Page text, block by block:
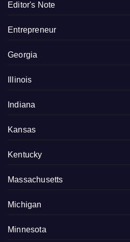
Editor's Note
Entrepreneur
Georgia
Illinois
Indiana
Kansas
Kentucky
Massachusetts
Michigan
Minnesota